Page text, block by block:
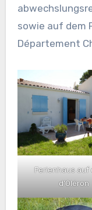
sowie auf dem
Département
Ferienhaus auf
d’Oléron